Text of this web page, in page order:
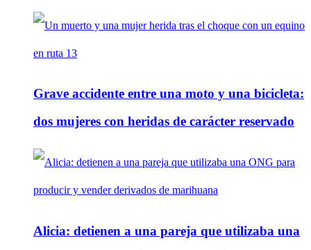
Grave accidente entre una moto y una bicicleta:
dos mujeres con heridas de carácter reservado
Alicia: detienen a una pareja que utilizaba una